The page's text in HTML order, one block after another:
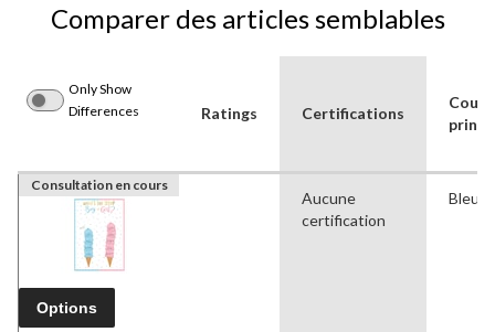
Comparer des articles semblables
Only Show
Differences
Ratings Certifications
Consultation en cours
Options
Aucune
certification
Bleu